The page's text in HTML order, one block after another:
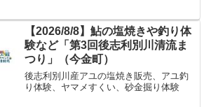
【2026/8/8】鮎の塩焼きや釣り体
験など「第3回後志利別川清流ま
つり」（今金町）
後志利別川産アユの塩焼き販売、アユ釣
り体験、ヤマメすくい、砂金掘り体験